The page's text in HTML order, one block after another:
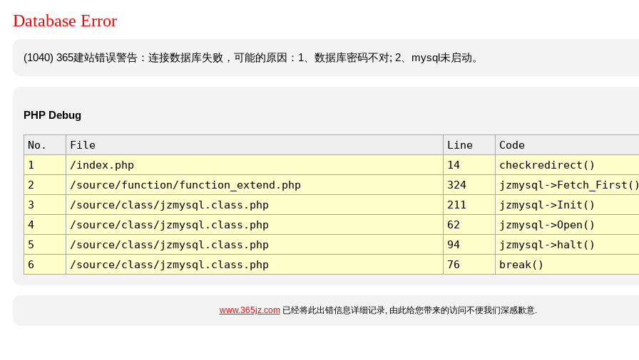
Database Error
(1040) 365建站错误警告：连接数据库失败，可能的原因：1、数据库密码不对; 2、mysql未启动。
PHP Debug
No. File Line
Code
1
/index.php 14
checkredirect()
2
/source/function/function_extend.php 324
jzmysql-
3
/source/class/jzmysql.class.php 211
jzmysql->Init()
4
/source/class/jzmysql.class.php 62
jzmysql->Open()
5
/source/class/jzmysql.class.php 94
jzmysql->halt()
6
/source/class/jzmysql.class.php 76 break()
www.365jz.com已经将此出错信息详细记录, 由此给您带来的访问不便我们深感歉意.